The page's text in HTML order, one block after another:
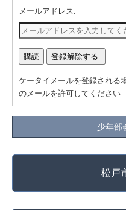
メールアドレス:
ケータイメールを登録される
のメールを許可してください
少年部
松戸